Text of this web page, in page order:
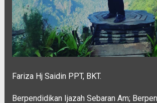
Fariza Hj Saidin PPT, BKT.
Berpendidikan Ijazah Sebaran Am;